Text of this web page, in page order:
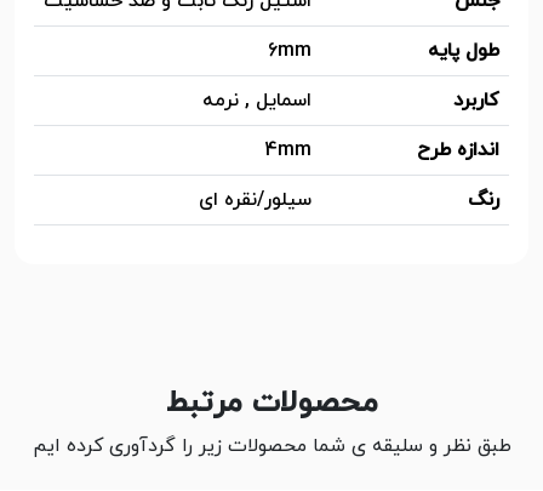
طول پایه
6mm
کاربرد
اسمایل , نرمه
اندازه طرح
4mm
رنگ
سیلور/نقره ای
محصولات مرتبط
طبق نظر و سلیقه ی شما محصولات زیر را گردآوری کرده ایم